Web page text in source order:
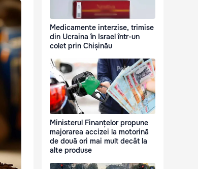
Medicamente interzise, trimise
din Ucraina în Israel într-un
colet prin Chișinău
Ministerul Finanțelor propune
majorarea accizei la motorină
de două ori mai mult decât la
alte produse